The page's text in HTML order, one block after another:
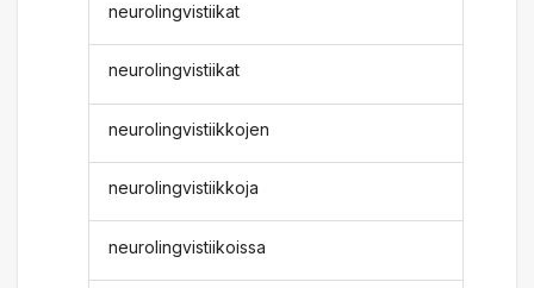
neurolingvistiikat
neurolingvistiikat
neurolingvistiikkojen
neurolingvistiikkoja
neurolingvistiikoissa